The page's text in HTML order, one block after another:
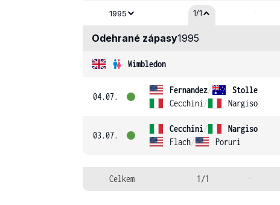
1995 1/1 -
Odehrané zápasy1995
Wimbledon
04.07.
Fernandez/
Stolle
Cecchini / Nargiso
03.07.
Cecchini/
Nargiso
Flach/ Poruri
Celkem 1/1 -